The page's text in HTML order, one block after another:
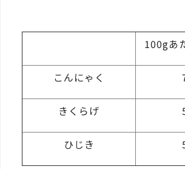
100gあ
こんにゃく
きくらげ
ひじき